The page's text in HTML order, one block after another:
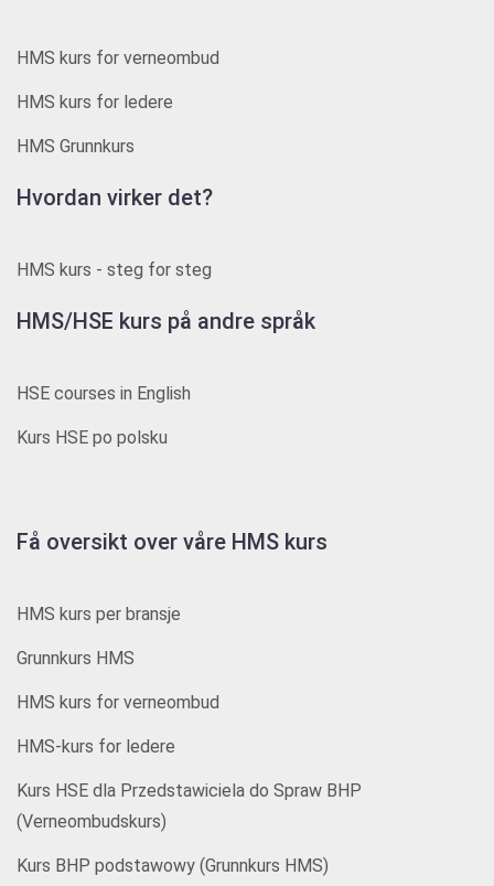
HMS kurs for verneombud
HMS kurs for ledere
HMS Grunnkurs
Hvordan virker det?
HMS kurs - steg for steg
HMS/HSE kurs på andre språk
HSE courses in English
Kurs HSE po polsku
Få oversikt over våre HMS kurs
HMS kurs per bransje
Grunnkurs HMS
HMS kurs for verneombud
HMS-kurs for ledere
Kurs HSE dla Przedstawiciela do Spraw BHP
(Verneombudskurs)
Kurs BHP podstawowy (Grunnkurs HMS)